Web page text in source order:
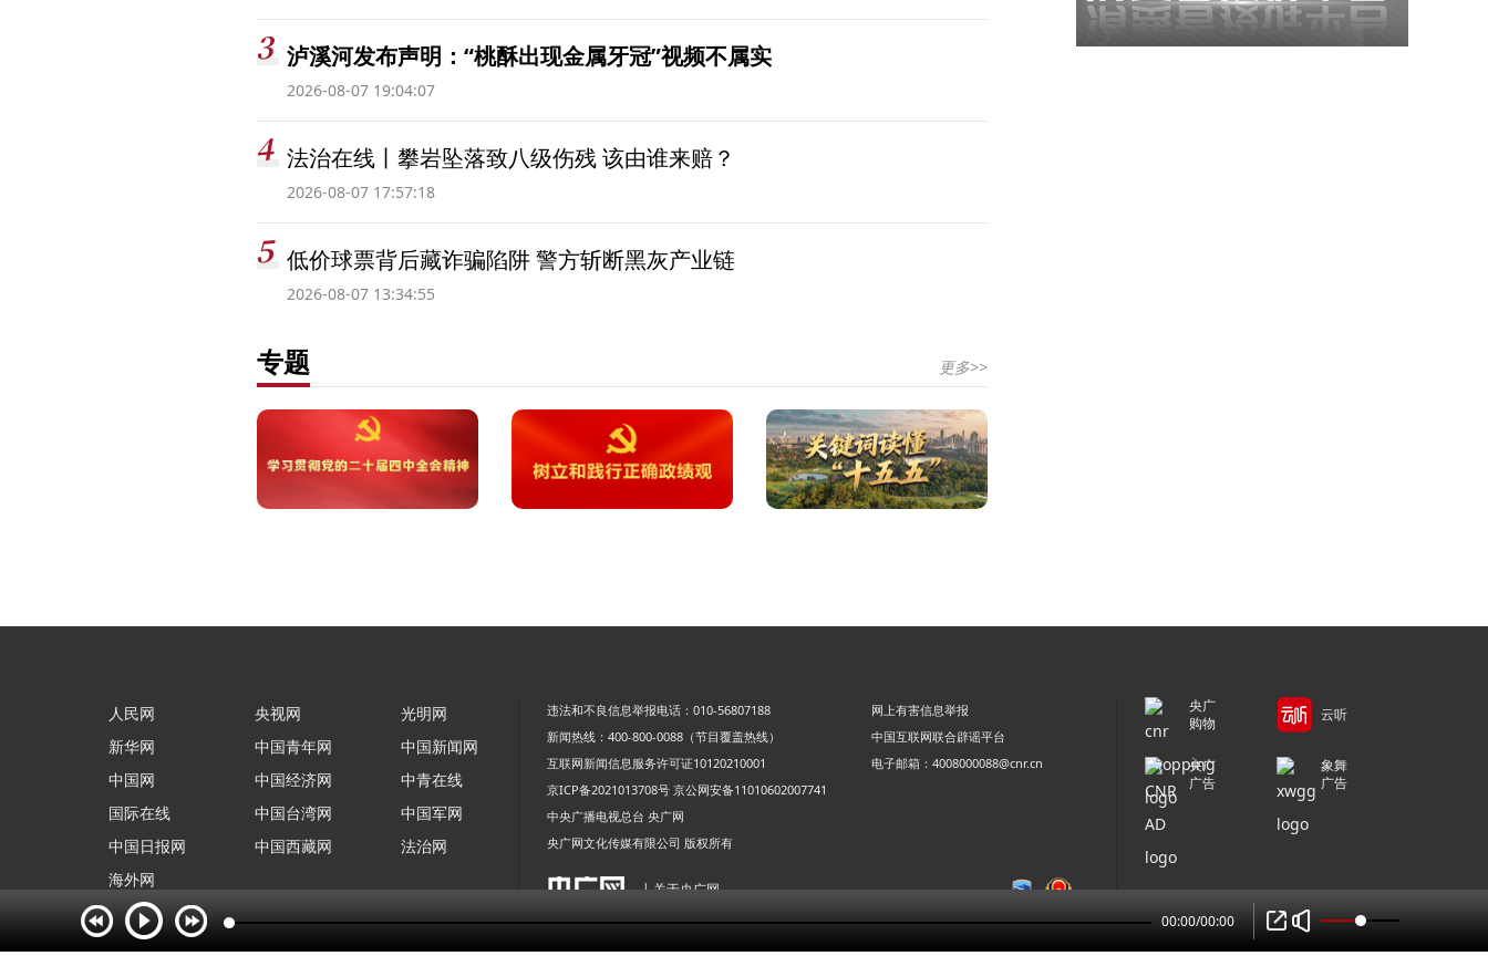
泸溪河发布声明：“桃酥出现金属牙冠”视频不属实
2026-08-07 19:04:07
法治在线丨攀岩坠落致八级伤残 该由谁来赔？
2026-08-07 17:57:18
低价球票背后藏诈骗陷阱 警方斩断黑灰产业链
2026-08-07 13:34:55
专题 更多>>
人民网
新华网
中国网
国际在线
中国日报网
海外网
央视网
中国青年网
中国经济网
中国台湾网
中国西藏网
光明网
中国新闻网
中青在线
中国军网
法治网
违法和不良信息举报电话：010-56807188
网上有害信息举报
新闻热线：400-800-0088（节目覆盖热线）
中国互联网联合辟谣平台
互联网新闻信息服务许可证10120210001
电子邮箱：4008000088@cnr.cn
京ICP备2021013708号 京公网安备11010602007741
中央广播电视总台 央广网
央广网文化传媒有限公司 版权所有
| 关于央广网
央广
购物
云听
央广
广告
象舞
广告
00:00/00:00